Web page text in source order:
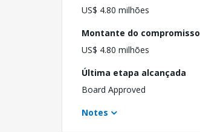
US$ 4.80 milhões
Montante do compromisso
US$ 4.80 milhões
Última etapa alcançada
Board Approved
Notes